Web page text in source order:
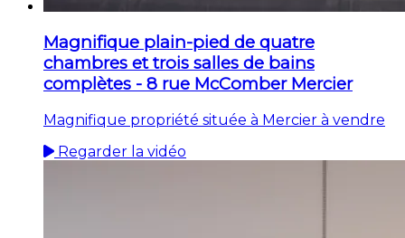
Magnifique plain-pied de quatre
chambres et trois salles de bains
complètes - 8 rue McComber Mercier
Magnifique propriété située à Mercier à vendre
Regarder la vidéo